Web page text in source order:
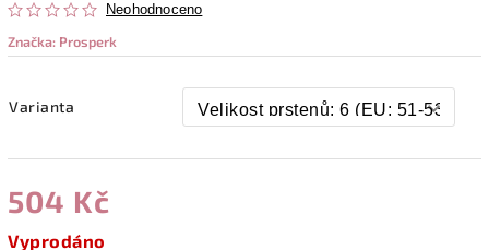
Neohodnoceno
Značka: Prosperk
Varianta
504 Kč
Vyprodáno